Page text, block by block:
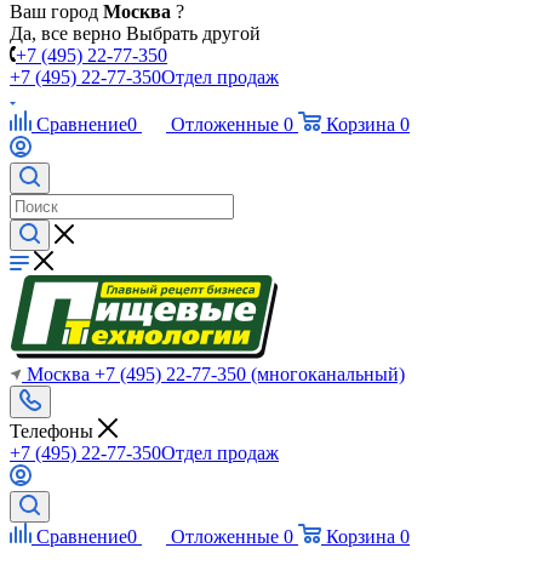
Ваш город Москва ?
Да, все верно Выбрать другой
+7 (495) 22-77-350
+7 (495) 22-77-350Отдел продаж
Сравнение0 Отложенные 0 Корзина 0
Москва +7 (495) 22-77-350 (многоканальный)
Телефоны
+7 (495) 22-77-350Отдел продаж
Сравнение0 Отложенные 0 Корзина 0